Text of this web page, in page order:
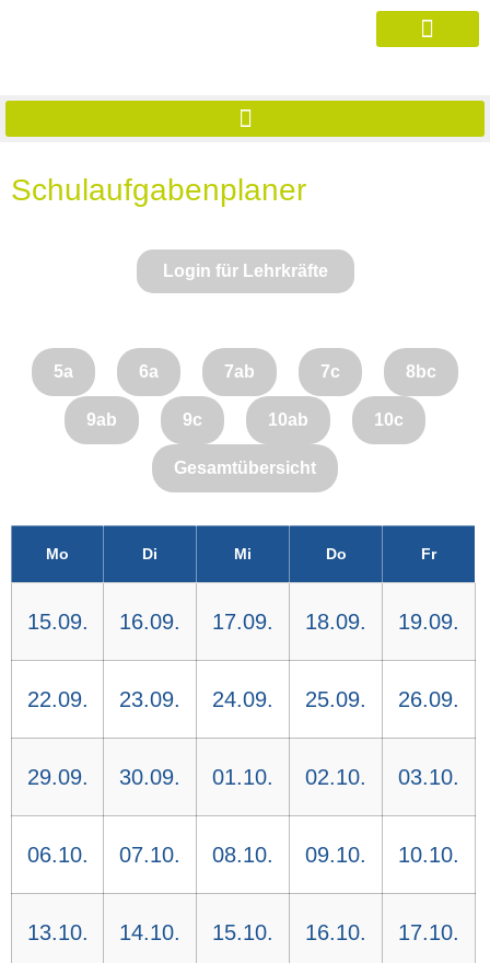
Schulaufgabenplaner
Login für Lehrkräfte
5a 6a 7ab 7c 8bc
9ab 9c 10ab 10c
Gesamtübersicht
Mo Di Mi Do Fr
15.09. 16.09. 17.09. 18.09. 19.09.
22.09. 23.09. 24.09. 25.09. 26.09.
29.09. 30.09. 01.10. 02.10. 03.10.
06.10. 07.10. 08.10. 09.10. 10.10.
13.10. 14.10. 15.10. 16.10. 17.10.